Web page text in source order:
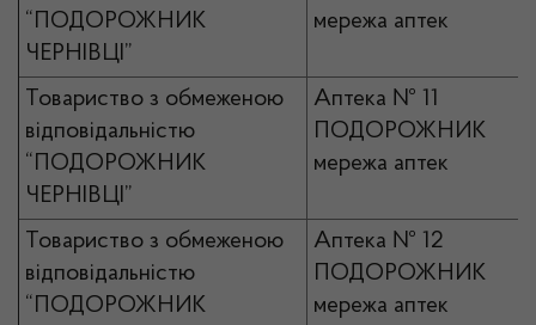
“ПОДОРОЖНИК
ЧЕРНІВЦІ”
мережа аптек
Товариство з обмеженою
відповідальністю
“ПОДОРОЖНИК
ЧЕРНІВЦІ”
Аптека № 11
ПОДОРОЖНИК
мережа аптек
Товариство з обмеженою
відповідальністю
“ПОДОРОЖНИК
Аптека № 12
ПОДОРОЖНИК
мережа аптек